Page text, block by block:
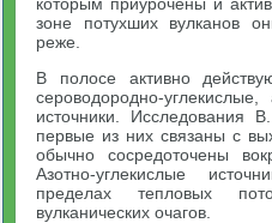
зоне потухших вулканов
реже.
В полосе активно
сероводородно-углекислые,
источники. Исследования
первые из них связаны с
обычно сосредоточены
Азотно-углекислые
пределах тепловых
вулканических очагов.